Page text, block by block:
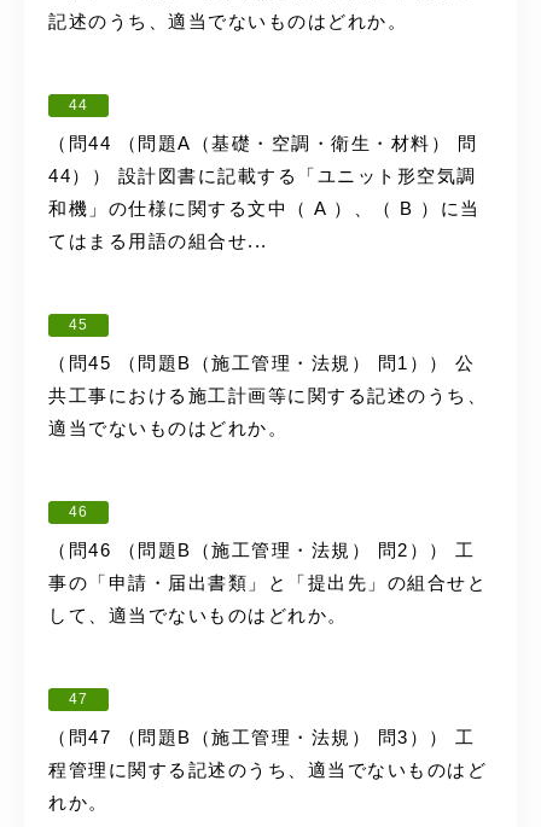
記述のうち、適当でないものはどれか。
44
（問44 （問題A（基礎・空調・衛生・材料） 問
44）） 設計図書に記載する「ユニット形空気調
和機」の仕様に関する文中（ A ）、（ B ）に当
てはまる用語の組合せ...
45
（問45 （問題B（施工管理・法規） 問1）） 公
共工事における施工計画等に関する記述のうち、
適当でないものはどれか。
46
（問46 （問題B（施工管理・法規） 問2）） 工
事の「申請・届出書類」と「提出先」の組合せと
して、適当でないものはどれか。
47
（問47 （問題B（施工管理・法規） 問3）） 工
程管理に関する記述のうち、適当でないものはど
れか。